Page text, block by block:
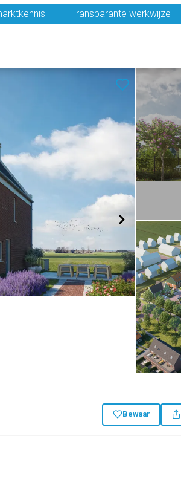
Transparante werkwijze
Bewaar